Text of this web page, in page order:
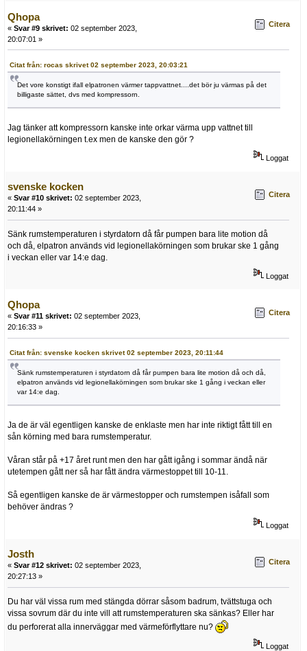
Qhopa
« Svar #9 skrivet: 02 september 2023,
20:07:01 »
Citera
Citat från: rocas skrivet 02 september 2023, 20:03:21
Det vore konstigt ifall elpatronen värmer tappvattnet....det bör ju värmas på det
billigaste sättet, dvs med kompressorn.
Jag tänker att kompressorn kanske inte orkar värma upp vattnet till
legionellakörningen t.ex men de kanske den gör ?
Loggat
svenske kocken
« Svar #10 skrivet: 02 september 2023,
20:11:44 »
Citera
Sänk rumstemperaturen i styrdatorn då får pumpen bara lite motion då
och då, elpatron används vid legionellakörningen som brukar ske 1 gång
i veckan eller var 14:e dag.
Loggat
Qhopa
« Svar #11 skrivet: 02 september 2023,
20:16:33 »
Citera
Citat från: svenske kocken skrivet 02 september 2023, 20:11:44
Sänk rumstemperaturen i styrdatorn då får pumpen bara lite motion då och då,
elpatron används vid legionellakörningen som brukar ske 1 gång i veckan eller
var 14:e dag.
Ja de är väl egentligen kanske de enklaste men har inte riktigt fått till en
sån körning med bara rumstemperatur.
Våran står på +17 året runt men den har gått igång i sommar ändå när
utetempen gått ner så har fått ändra värmestoppet till 10-11.
Så egentligen kanske de är värmestopper och rumstempen isåfall som
behöver ändras ?
Loggat
Josth
« Svar #12 skrivet: 02 september 2023,
20:27:13 »
Citera
Du har väl vissa rum med stängda dörrar såsom badrum, tvättstuga och
vissa sovrum där du inte vill att rumstemperaturen ska sänkas? Eller har
du perforerat alla innerväggar med värmeförflyttare nu?
Loggat